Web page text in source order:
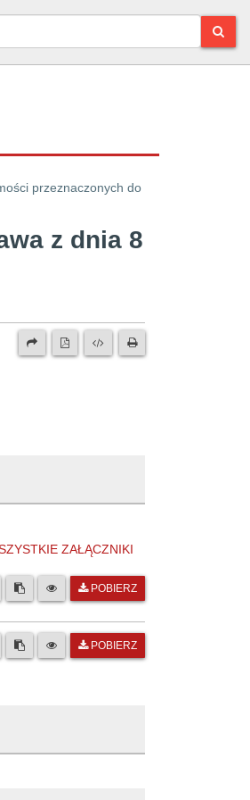
przeznaczonych do
z dnia 8
ZAŁĄCZNIKI
POBIERZ
POBIERZ